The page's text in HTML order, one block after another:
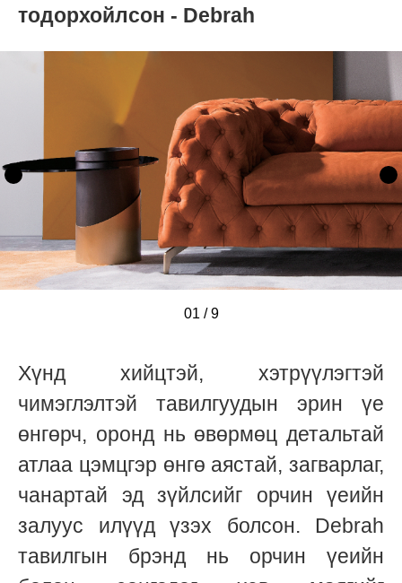
тодорхойлсон - Debrah
01 / 9
////////
Хүнд хийцтэй, хэтрүүлэгтэй
чимэглэлтэй тавилгуудын эрин үе
өнгөрч, оронд нь өвөрмөц детальтай
атлаа цэмцгэр өнгө аястай, загварлаг,
чанартай эд зүйлсийг орчин үеийн
залуус илүүд үзэх болсон. Debrah
тавилгын брэнд нь орчин үеийн